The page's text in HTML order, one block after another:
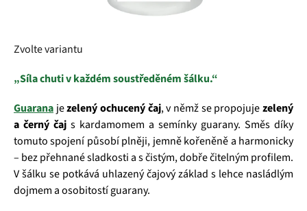
Zvolte variantu
„Síla chuti v každém soustředěném šálku.“
Guarana jezelený ochucený čaj, v němž se propojujezelený
a černý čaj s kardamomem a semínky guarany. Směs díky
tomuto spojení působí plněji, jemně kořeněně a harmonicky
– bez přehnané sladkosti a s čistým, dobře čitelným profilem.
V šálku se potkává uhlazený čajový základ s lehce nasládlým
dojmem a osobitostí guarany.